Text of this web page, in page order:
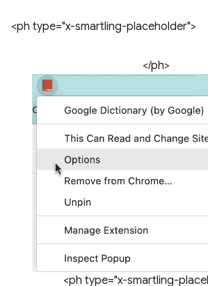
<ph type="x-smartling-placeholder">
</ph>
<ph type="x-smartling-